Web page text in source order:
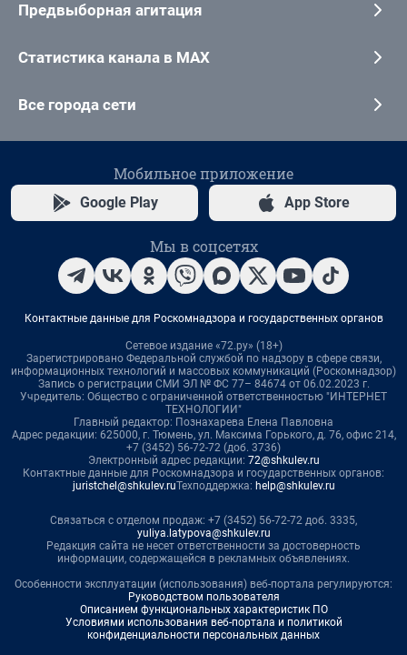
Предвыборная агитация
Статистика канала в MAX
Все города сети
Мобильное приложение
Google Play App Store
Мы в соцсетях
Контактные данные для Роскомнадзора и государственных органов
Сетевое издание «72.ру» (18+)
Зарегистрировано Федеральной службой по надзору в сфере связи,
информационных технологий и массовых коммуникаций (Роскомнадзор)
Запись о регистрации СМИ ЭЛ № ФС 77– 84674 от 06.02.2023 г.
Учредитель: Общество с ограниченной ответственностью "ИНТЕРНЕТ
ТЕХНОЛОГИИ"
Главный редактор: Познахарева Елена Павловна
Адрес редакции: 625000, г. Тюмень, ул. Максима Горького, д. 76, офис 214,
+7 (3452) 56-72-72 (доб. 3736)
Электронный адрес редакции: 72@shkulev.ru
Контактные данные для Роскомнадзора и государственных органов:
juristchel@shkulev.ruТехподдержка: help@shkulev.ru
Связаться с отделом продаж: +7 (3452) 56-72-72 доб. 3335,
yuliya.latypova@shkulev.ru
Редакция сайта не несет ответственности за достоверность
информации, содержащейся в рекламных объявлениях.
Особенности эксплуатации (использования) веб-портала регулируются:
Руководством пользователя
Описанием функциональных характеристик ПО
Условиями использования веб-портала и политикой
конфиденциальности персональных данных